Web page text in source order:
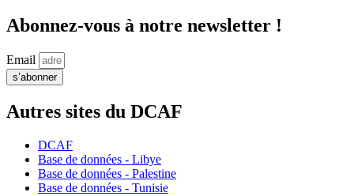
Abonnez-vous à notre newsletter !
Email
s’abonner
Autres sites du DCAF
DCAF
Base de données - Libye
Base de données - Palestine
Base de données - Tunisie